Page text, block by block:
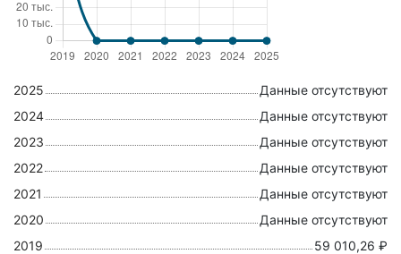
2025
Данные отсутствуют
2024
Данные отсутствуют
2023
Данные отсутствуют
2022
Данные отсутствуют
2021
Данные отсутствуют
2020
Данные отсутствуют
2019
59 010,26 ₽